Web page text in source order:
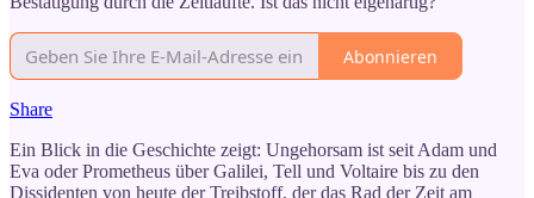
Abonnieren
Share
Ein Blick in die Geschichte zeigt: Ungehorsam ist seit Adam und
Eva oder Prometheus über Galilei, Tell und Voltaire bis zu den
Dissidenten von heute der Treibstoff, der das Rad der Zeit am